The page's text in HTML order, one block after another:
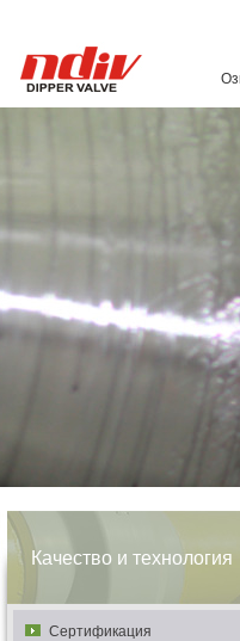
Качество и технология
Сертификация